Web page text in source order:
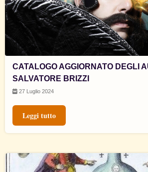
CATALOGO AGGIORNATO DEGLI
SALVATORE BRIZZI
27 Luglio 2024
Leggi tutto